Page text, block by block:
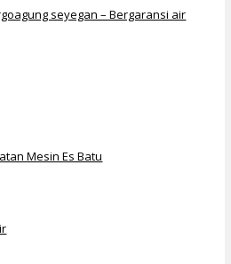
seyegan – Bergaransi air
Mesin Es Batu